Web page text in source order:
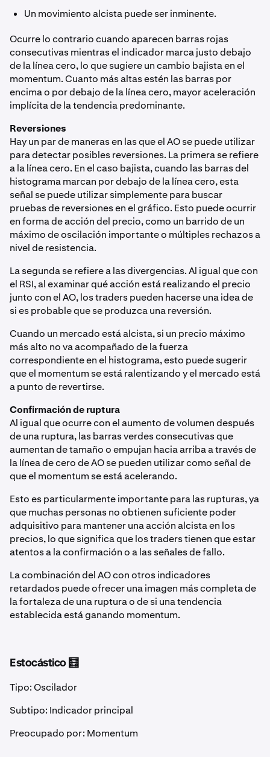
Un movimiento alcista puede ser inminente.
Ocurre lo contrario cuando aparecen barras rojas
consecutivas mientras el indicador marca justo debajo
de la línea cero, lo que sugiere un cambio bajista en el
momentum. Cuanto más altas estén las barras por
encima o por debajo de la línea cero, mayor aceleración
implícita de la tendencia predominante.
Reversiones
Hay un par de maneras en las que el AO se puede utilizar
para detectar posibles reversiones. La primera se refiere
a la línea cero. En el caso bajista, cuando las barras del
histograma marcan por debajo de la línea cero, esta
señal se puede utilizar simplemente para buscar
pruebas de reversiones en el gráfico. Esto puede ocurrir
en forma de acción del precio, como un barrido de un
máximo de oscilación importante o múltiples rechazos a
nivel de resistencia.
La segunda se refiere a las divergencias. Al igual que con
el RSI, al examinar qué acción está realizando el precio
junto con el AO, los traders pueden hacerse una idea de
si es probable que se produzca una reversión.
Cuando un mercado está alcista, si un precio máximo
más alto no va acompañado de la fuerza
correspondiente en el histograma, esto puede sugerir
que el momentum se está ralentizando y el mercado está
a punto de revertirse.
Confirmación de ruptura
Al igual que ocurre con el aumento de volumen después
de una ruptura, las barras verdes consecutivas que
aumentan de tamaño o empujan hacia arriba a través de
la línea de cero de AO se pueden utilizar como señal de
que el momentum se está acelerando.
Esto es particularmente importante para las rupturas, ya
que muchas personas no obtienen suficiente poder
adquisitivo para mantener una acción alcista en los
precios, lo que significa que los traders tienen que estar
atentos a la confirmación o a las señales de fallo.
La combinación del AO con otros indicadores
retardados puede ofrecer una imagen más completa de
la fortaleza de una ruptura o de si una tendencia
establecida está ganando momentum.
Estocástico 🧮
Tipo: Oscilador
Subtipo: Indicador principal
Preocupado por: Momentum